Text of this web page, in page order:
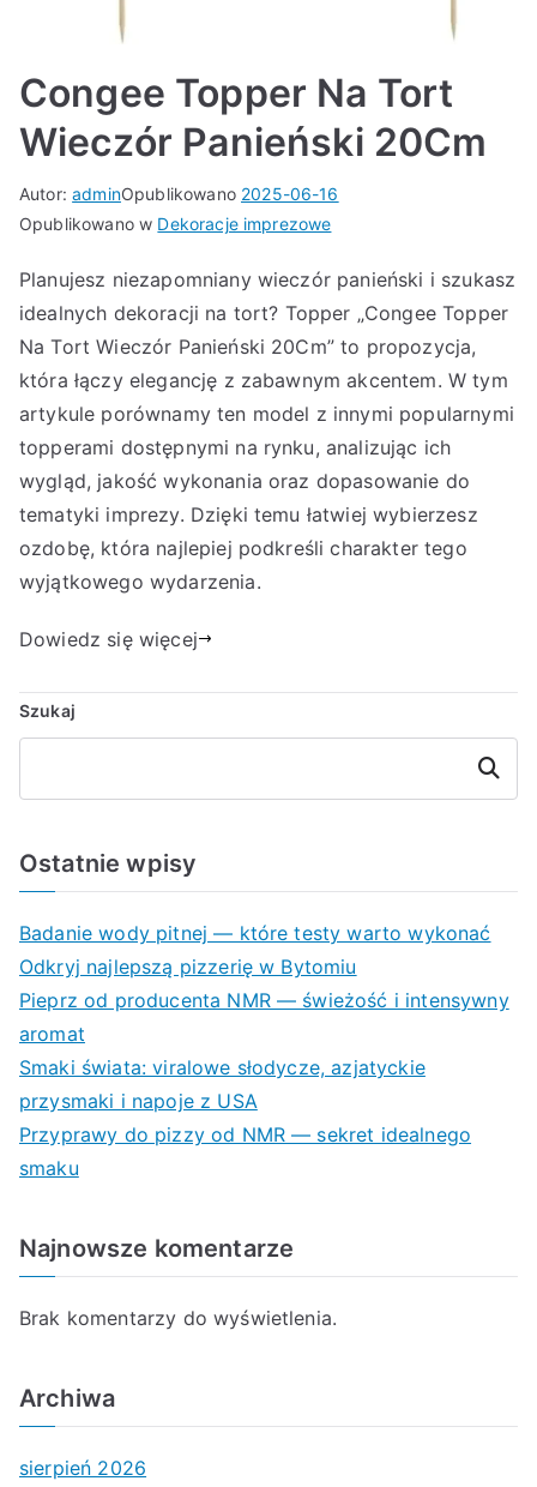
Congee Topper Na Tort
Wieczór Panieński 20Cm
Autor:adminOpublikowano 2025-06-16
Opublikowano w Dekoracje imprezowe
Planujesz niezapomniany wieczór panieński i szukasz
idealnych dekoracji na tort? Topper „Congee Topper
Na Tort Wieczór Panieński 20Cm” to propozycja,
która łączy elegancję z zabawnym akcentem. W tym
artykule porównamy ten model z innymi popularnymi
topperami dostępnymi na rynku, analizując ich
wygląd, jakość wykonania oraz dopasowanie do
tematyki imprezy. Dzięki temu łatwiej wybierzesz
ozdobę, która najlepiej podkreśli charakter tego
wyjątkowego wydarzenia.
Dowiedz się więcej
Szukaj
Szukaj
Ostatnie wpisy
Badanie wody pitnej — które testy warto wykonać
Odkryj najlepszą pizzerię w Bytomiu
Pieprz od producenta NMR — świeżość i intensywny
aromat
Smaki świata: viralowe słodycze, azjatyckie
przysmaki i napoje z USA
Przyprawy do pizzy od NMR — sekret idealnego
smaku
Najnowsze komentarze
Brak komentarzy do wyświetlenia.
Archiwa
sierpień 2026